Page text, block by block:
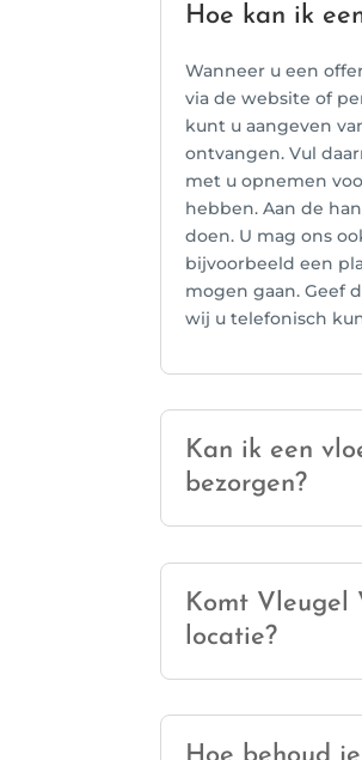
Hoe kan ik
Wanneer u een
via de website of
kunt u aangeven
ontvangen. Vul
met u opnemen
hebben. Aan de
doen. U mag ons
bijvoorbeeld een
mogen gaan. Geef
wij u telefonisch
Kan ik een
bezorgen?
Komt Vleugel
locatie?